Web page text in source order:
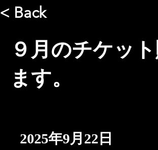
< Back
９月のチケッ
ます。
2025年9月22日